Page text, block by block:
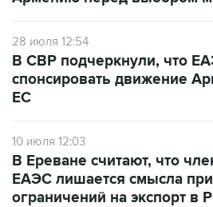
28 июля 12:54
спонсировать движение
ЕС
ЕАЭС лишается смысла при
ограничений на экспорт в